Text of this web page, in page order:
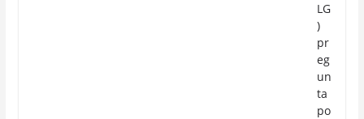
LG
)
pr
eg
un
ta
po